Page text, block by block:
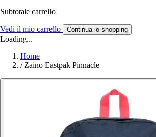
Subtotale carrello
Vedi il mio carrello Continua lo shopping
Loading...
Home
/ Zaino Eastpak Pinnacle